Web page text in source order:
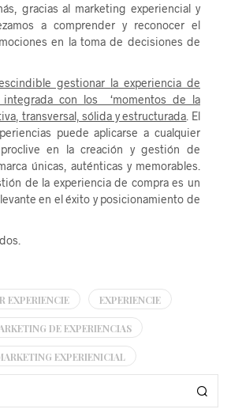
gracias al marketing experiencial y
a comprender y reconocer el
en la toma de decisiones de
gestionar la experiencia de
integrada con los ‘momentos de la
transversal, sólida y estructurada . El
puede aplicarse a cualquier
en la creación y gestión de
únicas, auténticas y memorables.
de la experiencia de compra es un
en el éxito y posicionamiento de
EXPERIENCIE EXPERIENCIE
DE EXPERIENCIAS
EXPERIENICIAL